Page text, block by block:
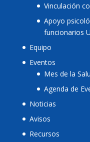
Vinculación
Apoyo
funcionarios
Equipo
Eventos
Mes de la
Agenda de
Noticias
Avisos
Recursos